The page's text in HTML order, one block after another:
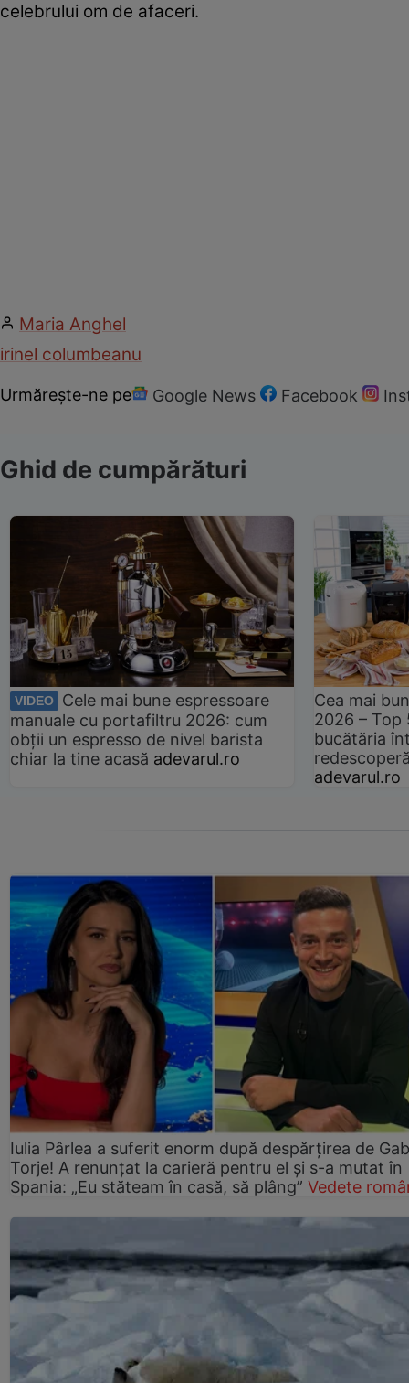
celebrului om de afaceri.
Maria Anghel
irinel columbeanu
Urmărește-ne pe Google News Facebook
Ghid de cumpărături
VIDEO
Cele mai bune espressoare
manuale cu portafiltru 2026: cum
obții un espresso de nivel barista
chiar la tine acasă adevarul.ro
Cea mai
2026 –
bucătăria
adevarul.ro
Iulia Pârlea a suferit enorm după despărțirea de
Torje! A renunțat la carieră pentru el și s-a mutat în
Spania: „Eu stăteam în casă, să plâng” Vedete